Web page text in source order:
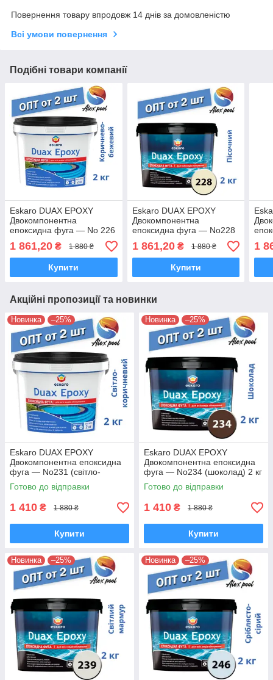
Повернення товару впродовж 14 днів за домовленістю
Всі умови повернення
Подібні товари компанії
Eskaro DUAX EPOXY
Двокомпонентна
епоксидна фуга — No 226
(коричнево-бежевий) 2 кг
1 861,20 ₴ 1 880 ₴
Купити
Eskaro DUAX EPOXY
Двокомпонентна
епоксидна фуга — No228
(пісочний) 2 кг
1 861,20₴ 1 880 ₴
Купити
1
Акційні пропозиції та новинки
Новинка –25%
Eskaro DUAX EPOXY
Двокомпонентна епоксидна
фуга — No231 (світло-
коричневий) 2 кг
Готово до відправки
1 410 ₴ 1 880 ₴
Купити
Новинка –25%
Eskaro DUAX EPOXY
Двокомпонентна епоксидна
фуга — No234 (шоколад) 2 кг
Готово до відправки
1 410 ₴ 1 880 ₴
Купити
Новинка –25% Новинка –25%